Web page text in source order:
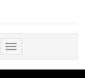
Toggle
navigation